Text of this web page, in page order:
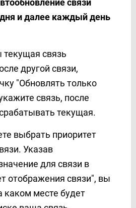
связи
и далее каждый день
текущая связь
другой связи,
"Обновлять только
связь, после
текущая.
выбрать приоритет
Указав
для связи в
отображения связи", вы
каком месте будет